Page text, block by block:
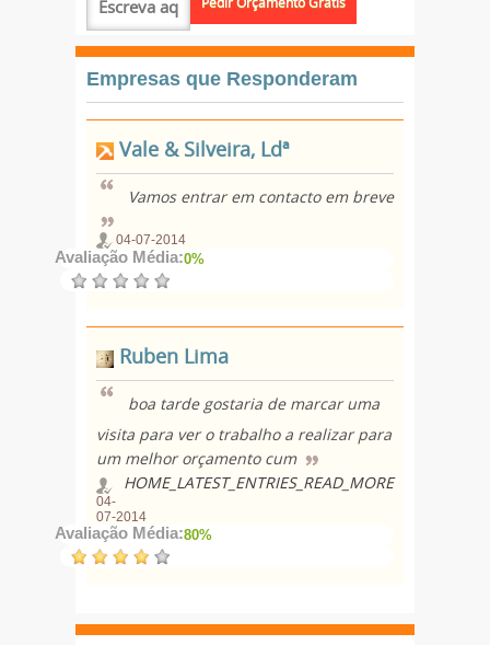
Empresas que Responderam
Vale & Silveira, Ldª
Vamos entrar em contacto em breve
04-07-2014
Avaliação Média:0%
Ruben Lima
boa tarde gostaria de marcar uma
visita para ver o trabalho a realizar para
um melhor orçamento cum
HOME_LATEST_ENTRIES_READ_MORE
04-
07-2014
Avaliação Média:80%